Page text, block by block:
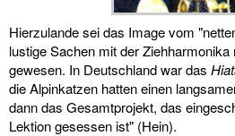
Hierzulande sei das Image vom
lustige Sachen mit der
gewesen. In Deutschland war das
die Alpinkatzen hatten einen
dann das Gesamtprojekt, das
Lektion gesessen ist" (Hein).